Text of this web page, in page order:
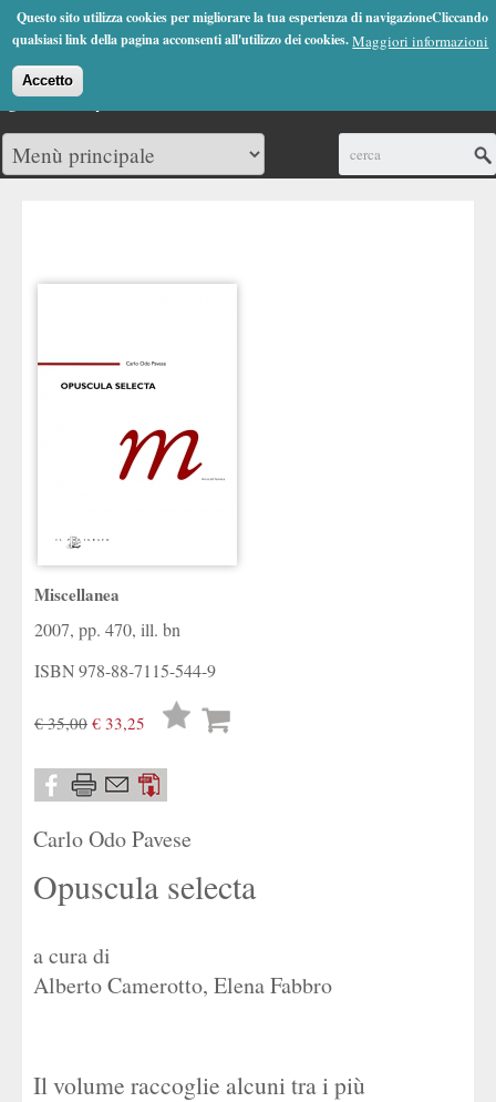
Questo sito utilizza cookies per migliorare la tua esperienza di navigazioneCliccando
qualsiasi link della pagina acconsenti all'utilizzo dei cookies.Maggiori informazioni
Accetto
Jump to Navigation
(0)
Miscellanea
2007, pp. 470, ill. bn
ISBN978-88-7115-544-9
€ 35,00 € 33,25
Lista
Carlo Odo Pavese
Opuscula selecta
a cura di
Alberto Camerotto, Elena Fabbro
Il volume raccoglie alcuni tra i più